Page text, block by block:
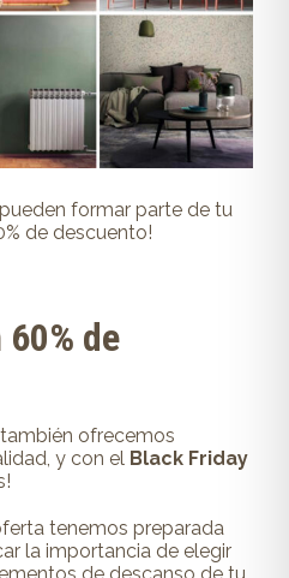
formar parte de tu
de descuento!
de
también ofrecemos
y con el Black Friday
tenemos preparada
la importancia de elegir